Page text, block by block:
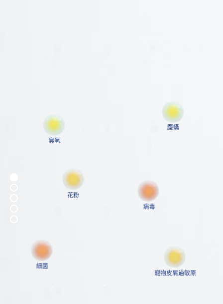
病毒
細菌
花粉
塵蟎
臭氧
寵物皮屑過敏原